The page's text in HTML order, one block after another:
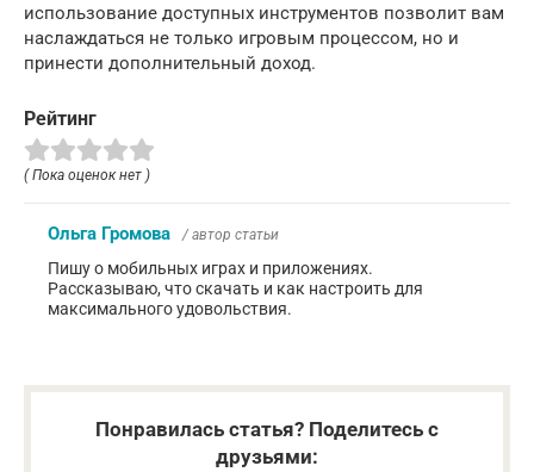
использование доступных инструментов позволит вам
наслаждаться не только игровым процессом, но и
принести дополнительный доход.
Рейтинг
( Пока оценок нет )
Ольга Громова / автор статьи
Пишу о мобильных играх и приложениях.
Рассказываю, что скачать и как настроить для
максимального удовольствия.
Понравилась статья? Поделитесь с
друзьями: